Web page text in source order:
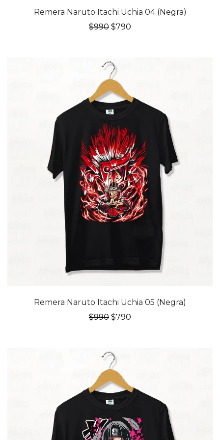
20% OFFRemera Naruto Itachi Uchia 04 (Negra)
$990 El
$990.
$790
20% OFFRemera Naruto Itachi Uchia 05 (Negra)
$990 El
$990.
$790